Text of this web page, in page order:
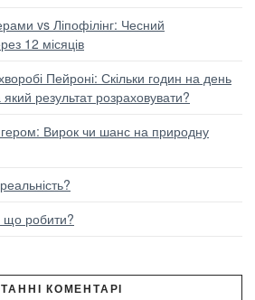
vs Ліпофілінг: Чесний
12 місяців
Пейроні: Скільки годин на день
який результат розраховувати?
Вирок чи шанс на природну
що робити?
КОМЕНТАРІ